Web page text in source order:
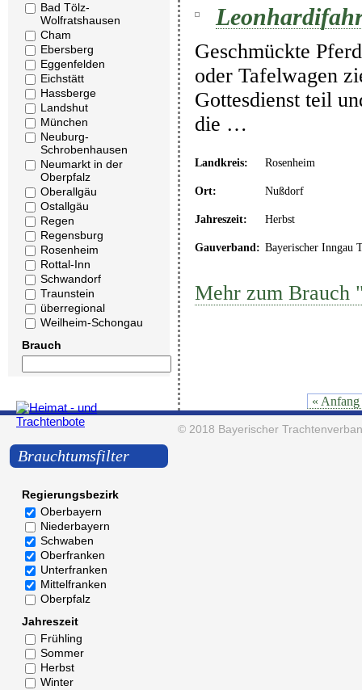
Bad Tölz-
Wolfratshausen
Cham
Ebersberg
Eggenfelden
Eichstätt
Hassberge
Landshut
München
Neuburg-
Schrobenhausen
Neumarkt in der
Oberpfalz
Oberallgäu
Ostallgäu
Regen
Regensburg
Rosenheim
Rottal-Inn
Schwandorf
Traunstein
überregional
Weilheim-Schongau
Brauch
Brauchtumsfilter
Regierungsbezirk
Oberbayern
Niederbayern
Schwaben
Oberfranken
Unterfranken
Mittelfranken
Oberpfalz
Jahreszeit
Frühling
Sommer
Herbst
Winter
Geschmückte
oder Tafelwagen
Gottesdienst teil
die …
Landkreis: Rosenheim
Ort: Nußdorf
Jahreszeit: Herbst
Gauverband: Bayerischer Inngau
Mehr zum Brauch
« Anfang
© 2018 Bayerischer